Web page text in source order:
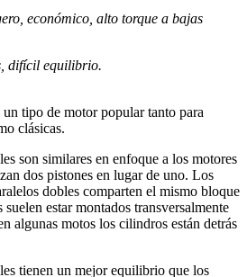
económico, alto torque a bajas
difícil equilibrio.
tipo de motor popular tanto para
clásicas.
son similares en enfoque a los motores
dos pistones en lugar de uno. Los
dobles comparten el mismo bloque
estar montados transversalmente
algunas motos los cilindros están detrás
tienen un mejor equilibrio que los